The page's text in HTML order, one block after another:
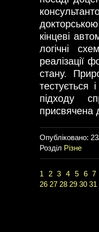
кінцеві
логічні
реалізації
стану.
тестується
підходу
присвячена
Опубліковано:
Розділ Різне
1 2 3 4 5 6 7
26 27 28 29 30 31